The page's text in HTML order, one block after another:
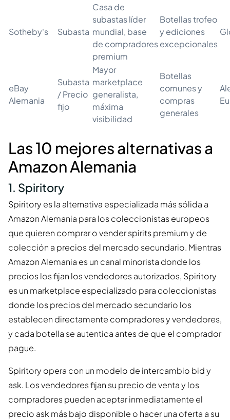
Sotheby's Subasta
Casa de
subastas líder
mundial, base
de compradores
premium
Botellas trofeo
y ediciones
excepcionales
eBay
Alemania
Subasta
/ Precio
fijo
Mayor
marketplace
generalista,
máxima
visibilidad
Botellas
comunes y
compras
generales
Las 10 mejores alternativas a
Amazon Alemania
1. Spiritory
Spiritory es la alternativa especializada más sólida a
Amazon Alemania para los coleccionistas europeos
que quieren comprar o vender spirits premium y de
colección a precios del mercado secundario. Mientras
Amazon Alemania es un canal minorista donde los
precios los fijan los vendedores autorizados, Spiritory
es un marketplace especializado para coleccionistas
donde los precios del mercado secundario los
establecen directamente compradores y vendedores,
y cada botella se autentica antes de que el comprador
pague.
Spiritory opera con un modelo de intercambio bid y
ask. Los vendedores fijan su precio de venta y los
compradores pueden aceptar inmediatamente el
precio ask más bajo disponible o hacer una oferta a su